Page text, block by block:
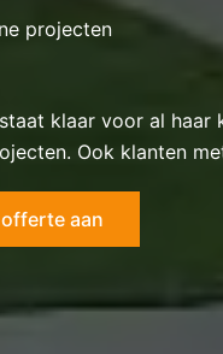
projecten
klaar voor al
Ook klanten
aan